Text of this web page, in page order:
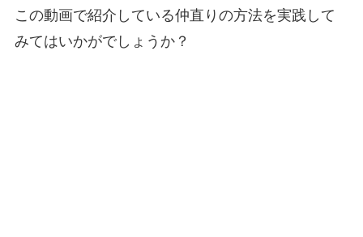
この動画で紹介している仲直りの方法を実践して
みてはいかがでしょうか？